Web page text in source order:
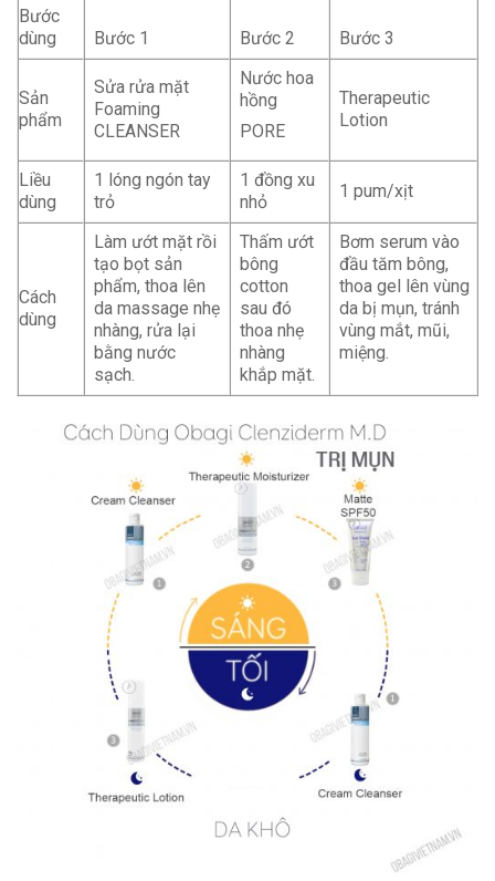
Bước
dùng
Bước 1 Bước 2 Bước 3
Sản
phẩm
Sửa rửa mặt
Foaming
CLEANSER
Nước hoa
hồng
PORE
Therapeutic
Lotion
Liều
dùng
1 lóng ngón tay
trỏ
1 đồng xu
nhỏ
1 pum/xịt
Cách
dùng
Làm ướt mặt rồi
tạo bọt sản
phẩm, thoa lên
da massage nhẹ
nhàng, rửa lại
bằng nước
sạch.
Thấm ướt
bông
cotton
sau đó
thoa nhẹ
nhàng
khắp mặt.
Bơm serum vào
đầu tăm bông,
thoa gel lên vùng
da bị mụn, tránh
vùng mắt, mũi,
miệng.